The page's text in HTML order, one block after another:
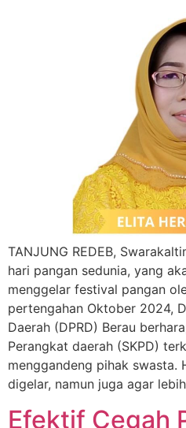
TANJUNG REDEB,
hari pangan sedunia, yang
menggelar festival pangan
pertengahan Oktober 2024,
Daerah (DPRD) Berau
Perangkat daerah (SKPD)
menggandeng pihak swasta.
digelar, namun juga agar
Efektif Cegah